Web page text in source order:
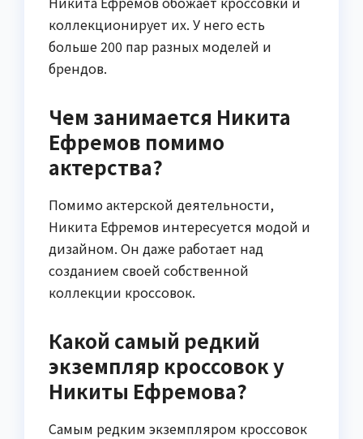
коллекционирует их. У него есть
больше 200 пар разных моделей и
брендов.
Чем занимается Никита
Ефремов помимо
актерства?
Помимо актерской деятельности,
Никита Ефремов интересуется модой и
дизайном. Он даже работает над
созданием своей собственной
коллекции кроссовок.
Какой самый редкий
экземпляр кроссовок у
Никиты Ефремова?
Самым редким экземпляром кроссовок